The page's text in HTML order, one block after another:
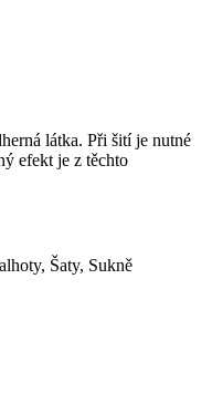
látka. Při šití je nutné
efekt je z těchto
, Šaty, Sukně